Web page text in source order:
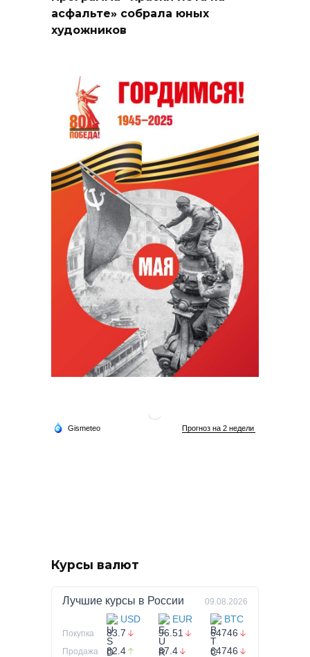
асфальте» собрала юных
художников
Курсы валют
Лучшие курсы в России 09.08.2026
USD EUR BTC
Покупка 83.7 96.51 64746
Продажа 82.4 87.4 64746